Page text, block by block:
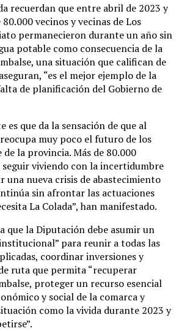
recuerdan que entre abril de 2023 y
vecinos y vecinas de Los
permanecieron durante un año sin
potable como consecuencia de la
una situación que califican de
“es el mejor ejemplo de la
de planificación del Gobierno de
es que da la sensación de que al
muy poco el futuro de los
la provincia. Más de 80.000
seguir viviendo con la incertidumbre
una nueva crisis de abastecimiento
sin afrontar las actuaciones
La Colada”, han manifestado.
que la Diputación debe asumir un
para reunir a todas las
coordinar inversiones y
ruta que permita “recuperar
proteger un recurso esencial
y social de la comarca y
como la vivida durante 2023 y